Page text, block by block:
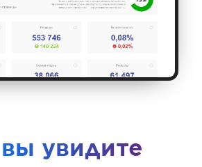
увидите